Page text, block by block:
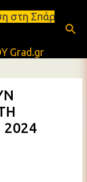
Grad.gr
2024